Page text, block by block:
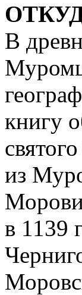
В
книгу
из
в 1139